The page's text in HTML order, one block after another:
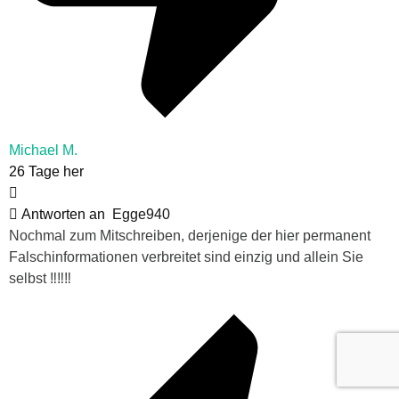
Michael M.
26 Tage her
Antworten an
Egge940
Nochmal zum Mitschreiben, derjenige der hier permanent
Falschinformationen verbreitet sind einzig und allein Sie
selbst ‼️‼️‼️